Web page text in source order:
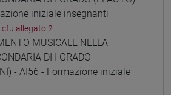
iniziale insegnanti
cfu allegato 2
MUSICALE NELLA
DI I GRADO
- AI56 - Formazione iniziale